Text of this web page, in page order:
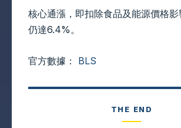
核心通漲，即扣除食品及能源價格
仍達6.4%。
官方數據： BLS
THE END